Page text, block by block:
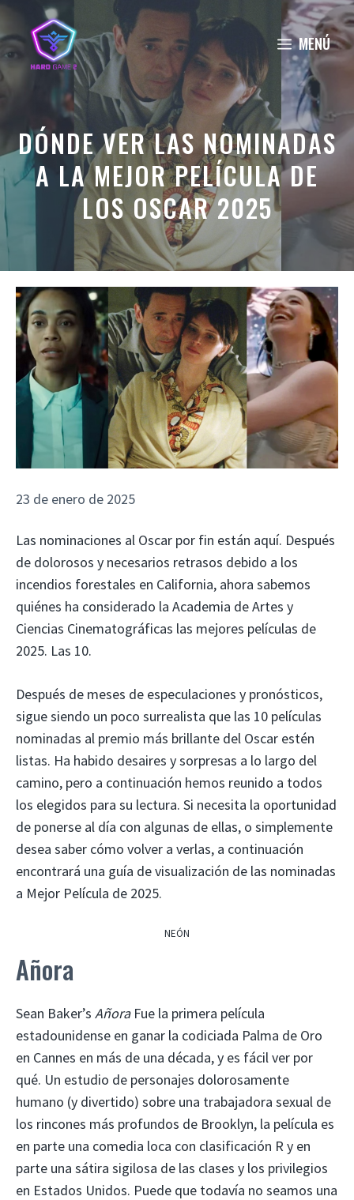
Saltar
al
contenido
MENÚ
DÓNDE VER LAS NOMINADAS
A LA MEJOR PELÍCULA DE
LOS OSCAR 2025
23 de enero de 2025
Las nominaciones al Oscar por fin están aquí. Después
de dolorosos y necesarios retrasos debido a los
incendios forestales en California, ahora sabemos
quiénes ha considerado la Academia de Artes y
Ciencias Cinematográficas las mejores películas de
2025. Las 10.
Después de meses de especulaciones y pronósticos,
sigue siendo un poco surrealista que las 10 películas
nominadas al premio más brillante del Oscar estén
listas. Ha habido desaires y sorpresas a lo largo del
camino, pero a continuación hemos reunido a todos
los elegidos para su lectura. Si necesita la oportunidad
de ponerse al día con algunas de ellas, o simplemente
desea saber cómo volver a verlas, a continuación
encontrará una guía de visualización de las nominadas
a Mejor Película de 2025.
NEÓN
Añora
Sean Baker’s Añora Fue la primera película
estadounidense en ganar la codiciada Palma de Oro
en Cannes en más de una década, y es fácil ver por
qué. Un estudio de personajes dolorosamente
humano (y divertido) sobre una trabajadora sexual de
los rincones más profundos de Brooklyn, la película es
en parte una comedia loca con clasificación R y en
parte una sátira sigilosa de las clases y los privilegios
en Estados Unidos. Puede que todavía no seamos una